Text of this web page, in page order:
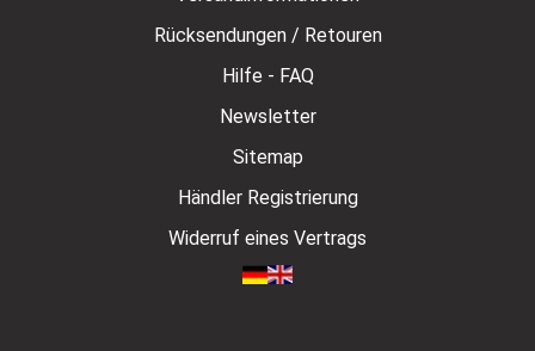
Rücksendungen / Retouren
Hilfe - FAQ
Newsletter
Sitemap
Händler Registrierung
Widerruf eines Vertrags